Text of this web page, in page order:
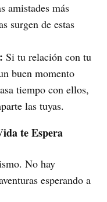
amistades más
surgen de estas
Si tu relación con tu
buen momento
tiempo con ellos,
las tuyas.
te Espera
No hay
esperando a